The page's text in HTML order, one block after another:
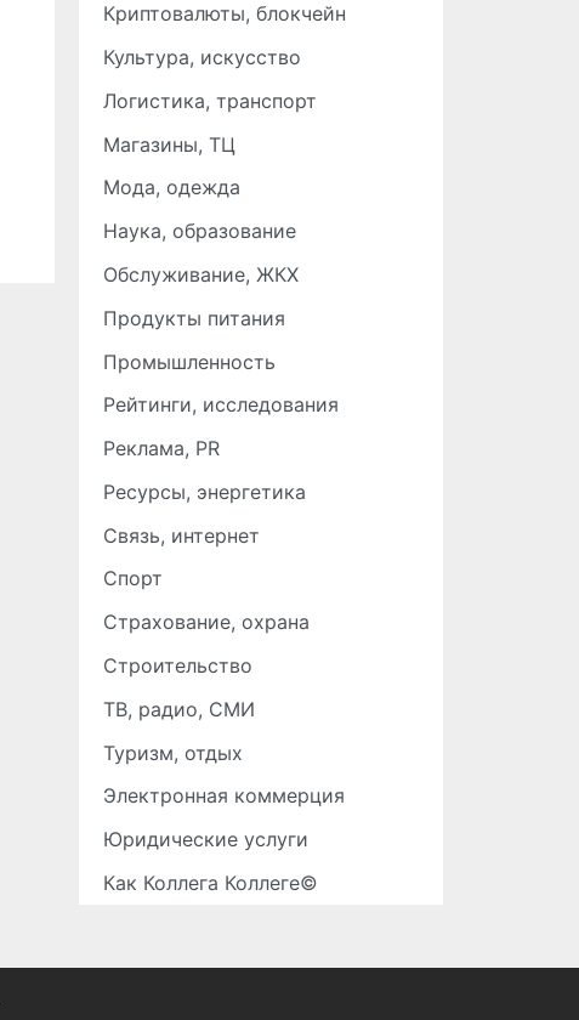
Криптовалюты, блокчейн
Культура, искусство
Логистика, транспорт
Магазины, ТЦ
Мода, одежда
Наука, образование
Обслуживание, ЖКХ
Продукты питания
Промышленность
Рейтинги, исследования
Реклама, PR
Ресурсы, энергетика
Связь, интернет
Спорт
Страхование, охрана
Строительство
ТВ, радио, СМИ
Туризм, отдых
Электронная коммерция
Юридические услуги
Как Коллега Коллеге©